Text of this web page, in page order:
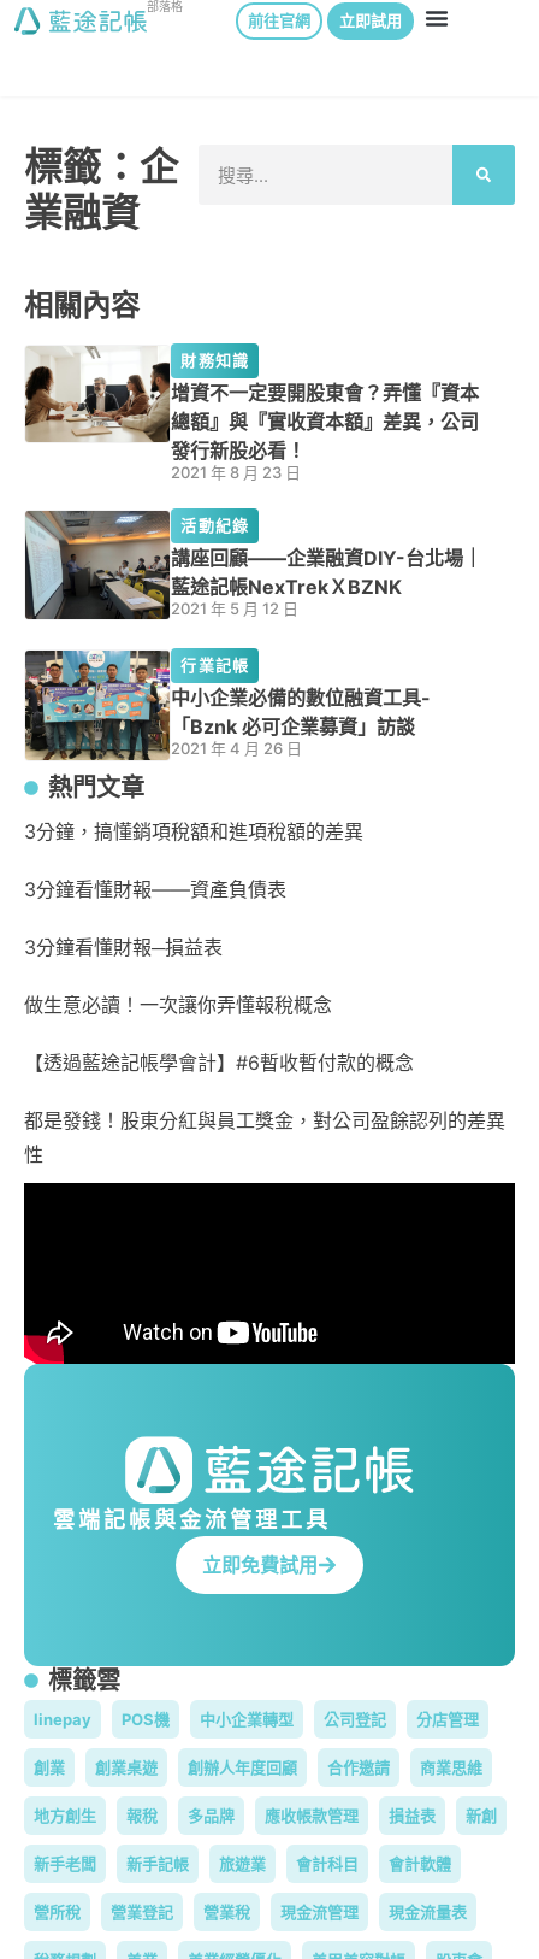
部落格
前往官網 立即試用
標籤：企
業融資
相關內容
財務知識
增資不一定要開股東會？弄懂『資本
總額』與『實收資本額』差異，公司
發行新股必看！
2021 年 8 月 23 日
活動紀錄
講座回顧——企業融資DIY-台北場｜
藍途記帳NexTrekＸBZNK
2021 年 5 月 12 日
行業記帳
中小企業必備的數位融資工具-
「Bznk 必可企業募資」訪談
2021 年 4 月 26 日
熱門文章
3分鐘，搞懂銷項稅額和進項稅額的差異
3分鐘看懂財報——資產負債表
3分鐘看懂財報─損益表
做生意必讀！一次讓你弄懂報稅概念
【透過藍途記帳學會計】#6暫收暫付款的概念
都是發錢！股東分紅與員工獎金，對公司盈餘認列的差異
性
雲端記帳與金流管理工具
立即免費試用
標籤雲
linepay POS機 中小企業轉型 公司登記 分店管理
創業 創業桌遊 創辦人年度回顧 合作邀請 商業思維
地方創生 報稅 多品牌 應收帳款管理 損益表 新創
新手老闆 新手記帳 旅遊業 會計科目 會計軟體
營所稅 營業登記 營業稅 現金流管理 現金流量表